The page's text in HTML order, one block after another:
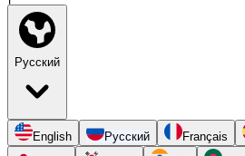
Русский
English Русский Français